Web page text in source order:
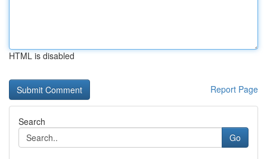
HTML is disabled
Report Page
Search
Go